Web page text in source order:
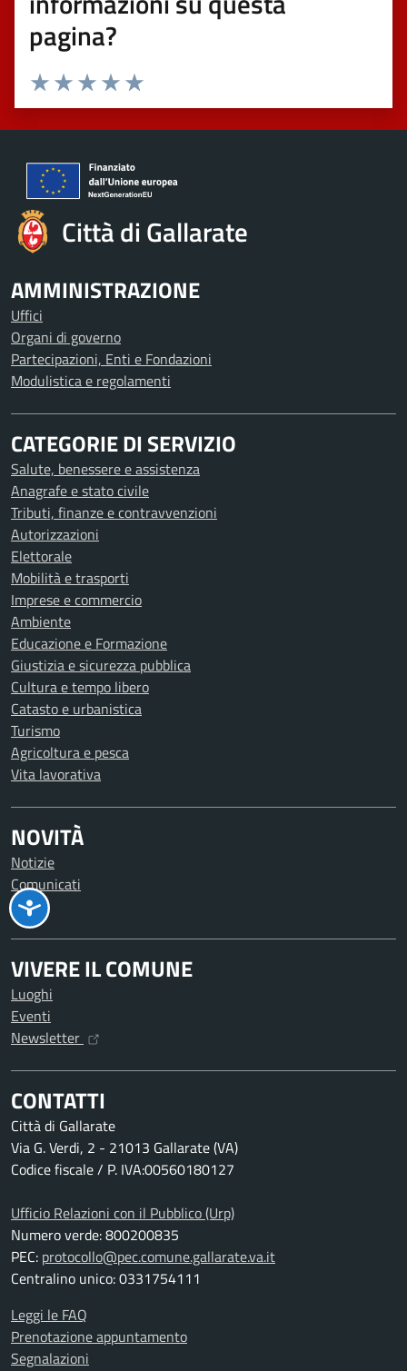
pagina?
Valuta 5 stelle su 5
Valuta 4 stelle su 5
Valuta 3 stelle su 5
Valuta 2 stelle su 5
Valuta 1 stelle su 5
Città di Gallarate
AMMINISTRAZIONE
Uffici
Organi di governo
Partecipazioni, Enti e Fondazioni
Modulistica e regolamenti
CATEGORIE DI SERVIZIO
Salute, benessere e assistenza
Anagrafe e stato civile
Tributi, finanze e contravvenzioni
Autorizzazioni
Elettorale
Mobilità e trasporti
Imprese e commercio
Ambiente
Educazione e Formazione
Giustizia e sicurezza pubblica
Cultura e tempo libero
Catasto e urbanistica
Turismo
Agricoltura e pesca
Vita lavorativa
NOVITÀ
Notizie
Comunicati
Avvisi
VIVERE IL COMUNE
Luoghi
Eventi
Newsletter
CONTATTI
Città di Gallarate
Via G. Verdi, 2 - 21013 Gallarate (VA)
Codice fiscale / P. IVA:00560180127
Ufficio Relazioni con il Pubblico (Urp)
Numero verde: 800200835
PEC: protocollo@pec.comune.gallarate.va.it
Centralino unico: 0331754111
Leggi le FAQ
Prenotazione appuntamento
Segnalazioni